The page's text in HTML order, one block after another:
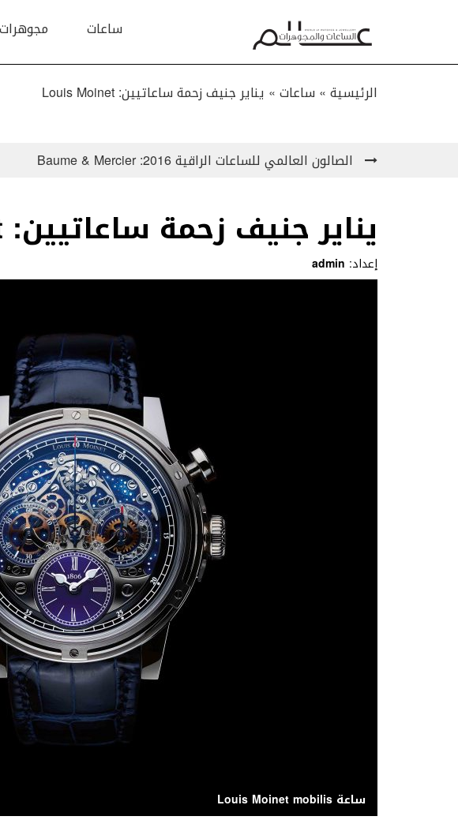
ساعات مجوهرات
الرئيسية » ساعات» يناير جنيف زحمة ساعاتيين: Louis Moinet
الصالون العالمي للساعات الراقية 2016: Baume & Mercier
يناير جنيف زحمة ساعاتيين: Louis Moinet
إعداد: admin
ساعة Louis Moinet mobilis